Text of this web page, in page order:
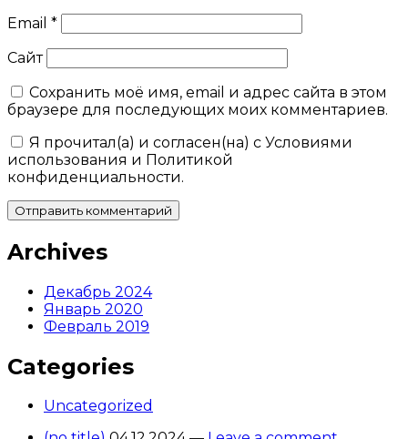
Email *
Сайт
Сохранить моё имя, email и адрес сайта в этом
браузере для последующих моих комментариев.
Я прочитал(а) и согласен(на) с Условиями
использования и Политикой
конфиденциальности.
Archives
Декабрь 2024
Январь 2020
Февраль 2019
Categories
Uncategorized